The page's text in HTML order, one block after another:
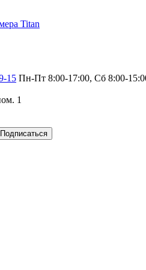
Titan
15 Пн-Пт 8:00-17:00, Сб 8:00-
1
Подписаться